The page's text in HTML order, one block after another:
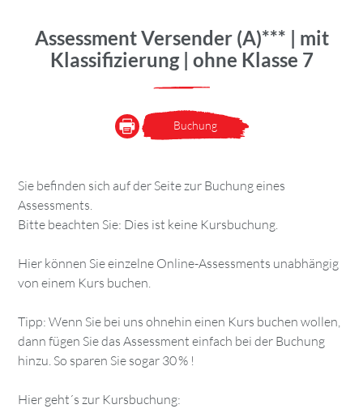
Assessment Versender (A)*** | mit
Klassifizierung | ohne Klasse 7
Buchung
Sie befinden sich auf der Seite zur Buchung eines
Assessments.
Bitte beachten Sie: Dies ist keine Kursbuchung.
Hier können Sie einzelne Online-Assessments unabhängig
von einem Kurs buchen.
Tipp: Wenn Sie bei uns ohnehin einen Kurs buchen wollen,
dann fügen Sie das Assessment einfach bei der Buchung
hinzu. So sparen Sie sogar 30 % !
Hier geht´s zur Kursbuchung: